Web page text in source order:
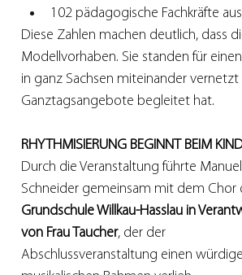
102 pädagogische Fachkräfte
Diese Zahlen machen deutlich, dass
Modellvorhaben. Sie standen für
in ganz Sachsen miteinander
Ganztagsangebote begleitet hat.
RHYTHMISIERUNG BEGINNT BEIM
Durch die Veranstaltung führte Manuel
Schneider gemeinsam mit dem Chor
Grundschule Willkau-Hasslau in
von Frau Taucher, der der
Abschlussveranstaltung einen